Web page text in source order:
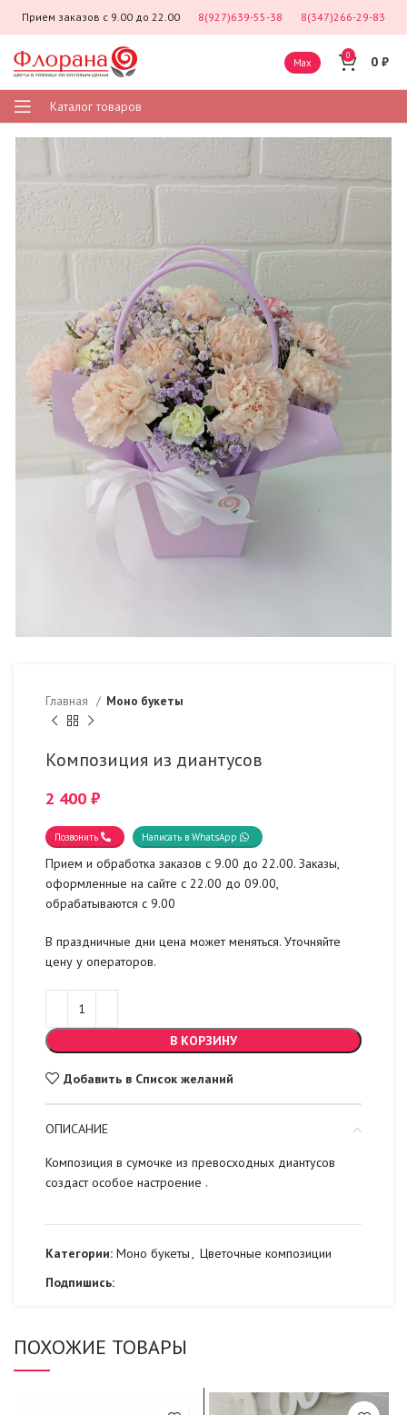
Прием заказов с 9.00 до 22.00 8(927)639-55-38 8(347)266-29-83
Max
0 0 ₽
Каталог товаров
Главная Моно букеты
Композиция из диантусов
2 400 ₽
Позвонить Написать в WhatsApp
Прием и обработка заказов с 9.00 до 22.00. Заказы,
оформленные на сайте с 22.00 до 09.00,
обрабатываются с 9.00
В праздничные дни цена может меняться. Уточняйте
цену у операторов.
В КОРЗИНУ
Добавить в Список желаний
ОПИСАНИЕ
Композиция в сумочке из превосходных диантусов
создаст особое настроение .
Категории: Моно букеты, Цветочные композиции
Подпишись:
ПОХОЖИЕ ТОВАРЫ